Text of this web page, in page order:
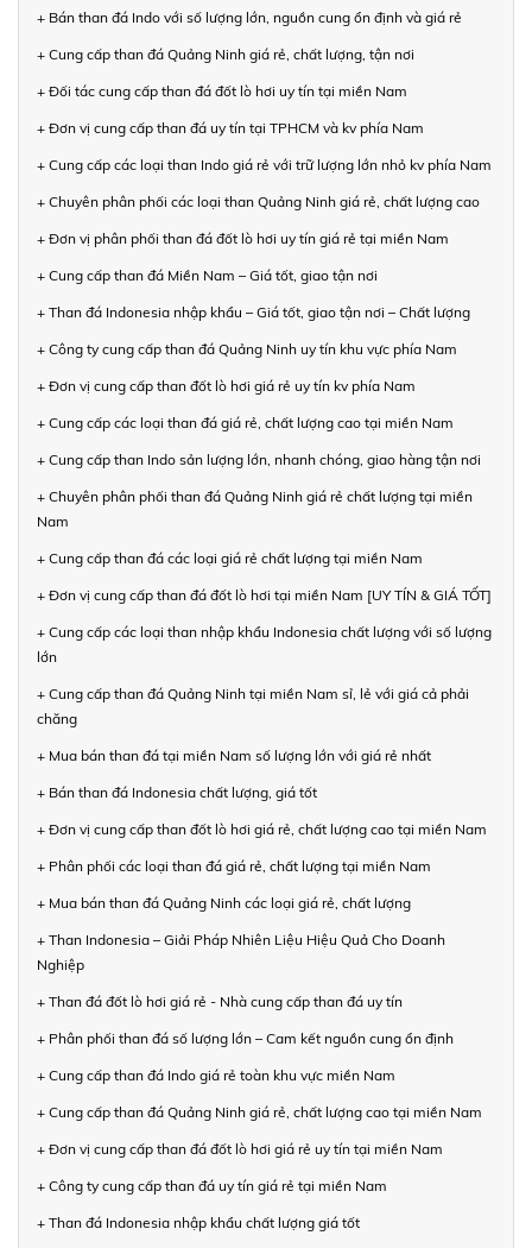
+ Bán than đá Indo với số lượng lớn, nguồn cung ổn định và giá rẻ
+ Cung cấp than đá Quảng Ninh giá rẻ, chất lượng, tận nơi
+ Đối tác cung cấp than đá đốt lò hơi uy tín tại miền Nam
+ Đơn vị cung cấp than đá uy tín tại TPHCM và kv phía Nam
+ Cung cấp các loại than Indo giá rẻ với trữ lượng lớn nhỏ kv phía Nam
+ Chuyên phân phối các loại than Quảng Ninh giá rẻ, chất lượng cao
+ Đơn vị phân phối than đá đốt lò hơi uy tín giá rẻ tại miền Nam
+ Cung cấp than đá Miền Nam – Giá tốt, giao tận nơi
+ Than đá Indonesia nhập khẩu – Giá tốt, giao tận nơi – Chất lượng
+ Công ty cung cấp than đá Quảng Ninh uy tín khu vực phía Nam
+ Đơn vị cung cấp than đốt lò hơi giá rẻ uy tín kv phía Nam
+ Cung cấp các loại than đá giá rẻ, chất lượng cao tại miền Nam
+ Cung cấp than Indo sản lượng lớn, nhanh chóng, giao hàng tận nơi
+ Chuyên phân phối than đá Quảng Ninh giá rẻ chất lượng tại miền
Nam
+ Cung cấp than đá các loại giá rẻ chất lượng tại miền Nam
+ Đơn vị cung cấp than đá đốt lò hơi tại miền Nam [UY TÍN & GIÁ TỐT]
+ Cung cấp các loại than nhập khẩu Indonesia chất lượng với số lượng
lớn
+ Cung cấp than đá Quảng Ninh tại miền Nam sỉ, lẻ với giá cả phải
chăng
+ Mua bán than đá tại miền Nam số lượng lớn với giá rẻ nhất
+ Bán than đá Indonesia chất lượng, giá tốt
+ Đơn vị cung cấp than đốt lò hơi giá rẻ, chất lượng cao tại miền Nam
+ Phân phối các loại than đá giá rẻ, chất lượng tại miền Nam
+ Mua bán than đá Quảng Ninh các loại giá rẻ, chất lượng
+ Than Indonesia – Giải Pháp Nhiên Liệu Hiệu Quả Cho Doanh
Nghiệp
+ Than đá đốt lò hơi giá rẻ - Nhà cung cấp than đá uy tín
+ Phân phối than đá số lượng lớn – Cam kết nguồn cung ổn định
+ Cung cấp than đá Indo giá rẻ toàn khu vực miền Nam
+ Cung cấp than đá Quảng Ninh giá rẻ, chất lượng cao tại miền Nam
+ Đơn vị cung cấp than đá đốt lò hơi giá rẻ uy tín tại miền Nam
+ Công ty cung cấp than đá uy tín giá rẻ tại miền Nam
+ Than đá Indonesia nhập khẩu chất lượng giá tốt